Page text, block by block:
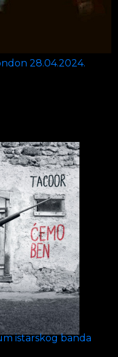
28.04.2024.
istarskog banda